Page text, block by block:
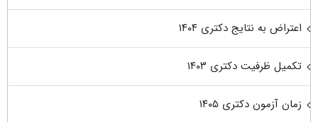
اعتراض به نتایج دکتری ۱۴۰۴
تکمیل ظرفیت دکتری ۱۴۰۳
زمان آزمون دکتری ۱۴۰۵